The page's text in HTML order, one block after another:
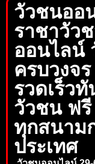
วัวชนออ
ราชาวัว
ออนไลน์
ครบวงจ
รวดเร็ว
วัวชน ฟรี
ทุกสนาม
ประเทศ